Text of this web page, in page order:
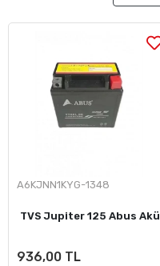
A6KJNN1KYG-1348
TVS Jupiter 125 Abus Akü
936,00 TL